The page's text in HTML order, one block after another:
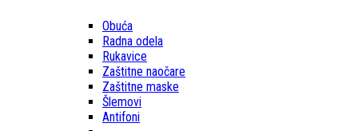
Obuća
Radna odela
Rukavice
Zaštitne naočare
Zaštitne maske
Šlemovi
Antifoni